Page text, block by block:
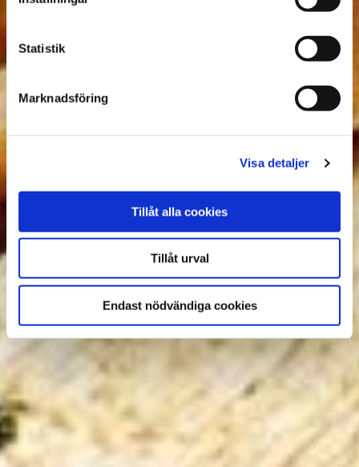
Statistik
Marknadsföring
Visa detaljer
Tillåt alla cookies
Tillåt urval
Endast nödvändiga cookies